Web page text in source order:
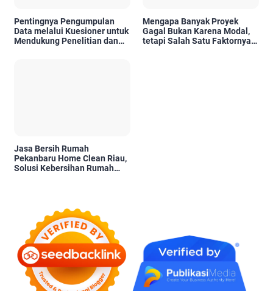
Pentingnya Pengumpulan
Data melalui Kuesioner untuk
Mendukung Penelitian dan
Mengapa Banyak Proyek
Gagal Bukan Karena Modal,
tetapi Salah Satu Faktornya
Jasa Bersih Rumah
Pekanbaru Home Clean Riau,
Solusi Kebersihan Rumah